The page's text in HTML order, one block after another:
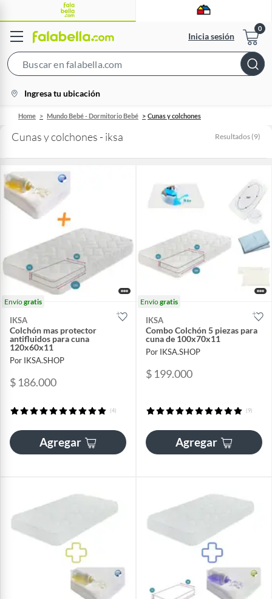
Inicia sesión
Bar
location-
icon
Ingresa tu ubicación
Home Mundo Bebé - Dormitorio Bebé Cunas y colchones
Cunas y colchones - iksa Resultados (9)
Envíogratis
IKSA
Colchón mas protector
antifluidos para cuna
120x60x11
Por IKSA.SHOP
$ 186.000
(4)
Agregar
Envíogratis
IKSA
Combo Colchón 5 piezas para
cuna de 100x70x11
Por IKSA.SHOP
$ 199.000
(9)
Agregar